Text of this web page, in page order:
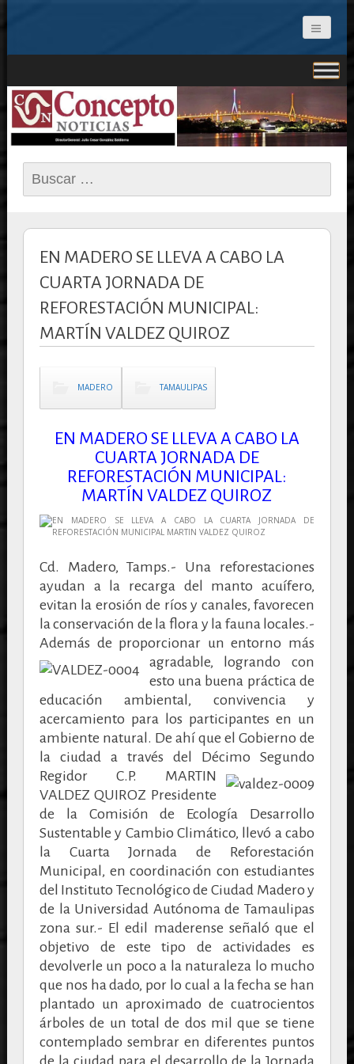
CONCEPTO NOTICIAS
Buscar:
EN MADERO SE LLEVA A CABO LA
CUARTA JORNADA DE
REFORESTACIÓN MUNICIPAL:
MARTÍN VALDEZ QUIROZ
MADERO TAMAULIPAS
EN MADERO SE LLEVA A CABO LA
CUARTA JORNADA DE
REFORESTACIÓN MUNICIPAL:
MARTÍN VALDEZ QUIROZ
Cd. Madero, Tamps.- Una reforestaciones
ayudan a la recarga del manto acuífero,
evitan la erosión de ríos y canales, favorecen
la conservación de la flora y la fauna locales.-
Además de proporcionar unentorno más
agradable, logrando con
esto una buena práctica de
educación ambiental, convivencia y
acercamiento para los participantes en un
ambiente natural. De ahí que el Gobierno de
la ciudad a través del Décimo Segundo
Regidor C.P. MARTIN
VALDEZ QUIROZ Presidente
de la Comisión de Ecología Desarrollo
Sustentable y Cambio Climático, llevó a cabo
la Cuarta Jornada de Reforestación
Municipal, en coordinación con estudiantes
del Instituto Tecnológico de Ciudad Madero y
de la Universidad Autónoma de Tamaulipas
zona sur.- El edil maderense señaló que el
objetivo de este tipo de actividades es
devolverle un poco a la naturaleza lo mucho
que nos ha dado, por lo cual a la fecha se han
plantado un aproximado de cuatrocientos
árboles de un total de dos mil que se tiene
contemplado sembrar en diferentes puntos
de la ciudad para el desarrollo de la Jornada